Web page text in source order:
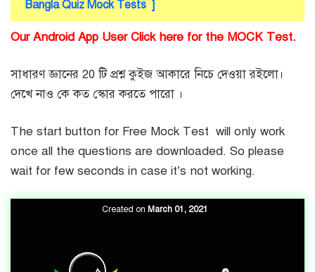
Bangla Quiz Mock Tests ]
Our Android App User Click here for the MOCK Test.
সাধারণ জ্ঞানের 20 টি প্রশ্ন কুইজ আকারে নিচে দেওয়া রইলো।
দেখে নাও কে কত স্কোর করতে পারো ।
The start button for Free Mock Test will only work
once all the questions are downloaded. So please
wait for few seconds in case it’s not working.
Created on March 01, 2021